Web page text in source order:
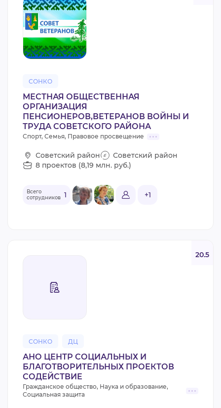
СОНКО
МЕСТНАЯ ОБЩЕСТВЕННАЯ
ОРГАНИЗАЦИЯ
ПЕНСИОНЕРОВ,ВЕТЕРАНОВ ВОЙНЫ И
ТРУДА СОВЕТСКОГО РАЙОНА
Спорт, Семья, Правовое просвещение
Советский район
Советский район
8 проектов (8,19 млн. руб.)
Всего
сотрудников 1 +1
СОНКО ДЦ
20.5
АНО ЦЕНТР СОЦИАЛЬНЫХ И
БЛАГОТВОРИТЕЛЬНЫХ ПРОЕКТОВ
СОДЕЙСТВИЕ
Гражданское общество, Наука и образование,
Социальная защита